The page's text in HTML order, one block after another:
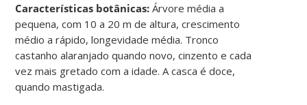
Características botânicas:Árvore média a
pequena, com 10 a 20 m de altura, crescimento
médio a rápido, longevidade média. Tronco
castanho alaranjado quando novo, cinzento e cada
vez mais gretado com a idade. A casca é doce,
quando mastigada.